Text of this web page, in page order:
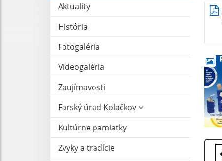
Aktuality
História
Fotogaléria
Videogaléria
Zaujímavosti
Farský úrad Kolačkov
Kultúrne pamiatky
Zvyky a tradície